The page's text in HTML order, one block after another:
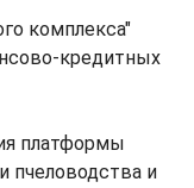
комплекса"
кредитных
платформы
пчеловодства и